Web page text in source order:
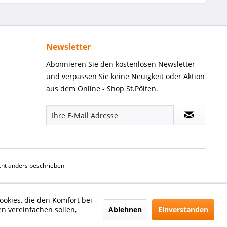
Newsletter
Abonnieren Sie den kostenlosen Newsletter
und verpassen Sie keine Neuigkeit oder Aktion
aus dem Online - Shop St.Pölten.
anders beschrieben
die den Komfort bei
vereinfachen sollen,
Ablehnen Einverstanden